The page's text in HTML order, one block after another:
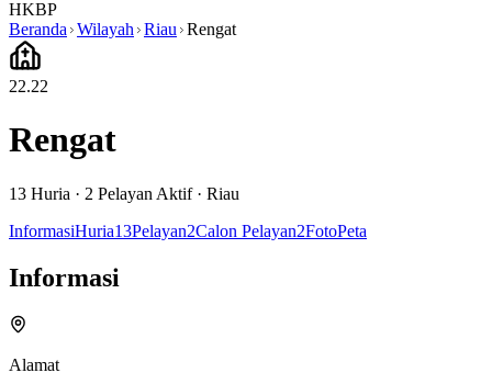
HKBP
Beranda Wilayah Riau Rengat
22.22
Rengat
13 Huria · 2 Pelayan Aktif· Riau
InformasiHuria13Pelayan2Calon Pelayan2FotoPeta
Informasi
Alamat